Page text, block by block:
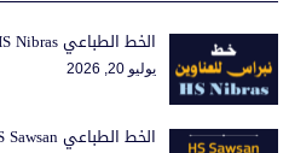
الخط الطباعي HS Nibras
يوليو 20, 2026
الخط الطباعي HS Sawsan